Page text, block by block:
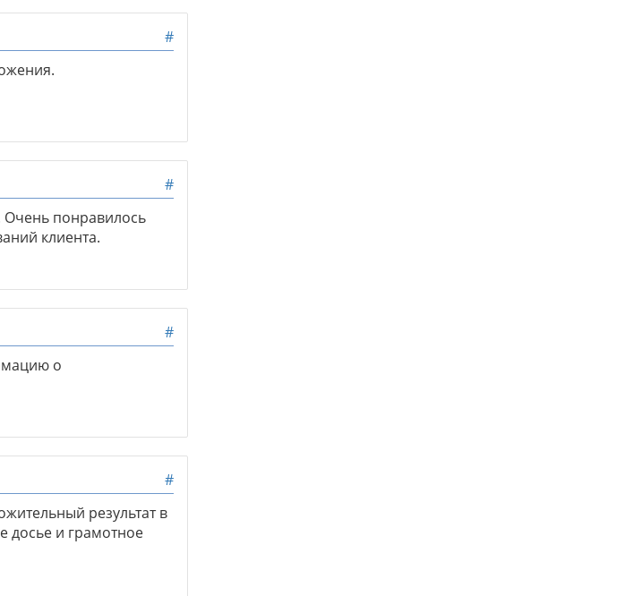
#
#
Очень понравилось
клиента.
#
о
#
результат в
досье и грамотное